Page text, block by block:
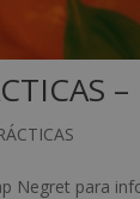
Negret para